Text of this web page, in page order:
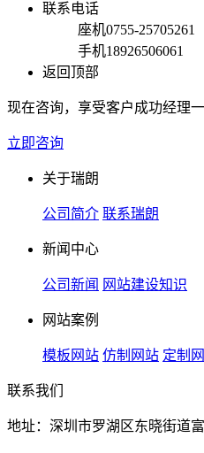
联系电话
座机0755-25705261
手机18926506061
返回顶部
现在咨询，享受客户成功经理
立即咨询
关于瑞朗
公司简介 联系瑞朗
新闻中心
公司新闻 网站建设知识
网站案例
模板网站 仿制网站 定制
联系我们
地址：深圳市罗湖区东晓街道